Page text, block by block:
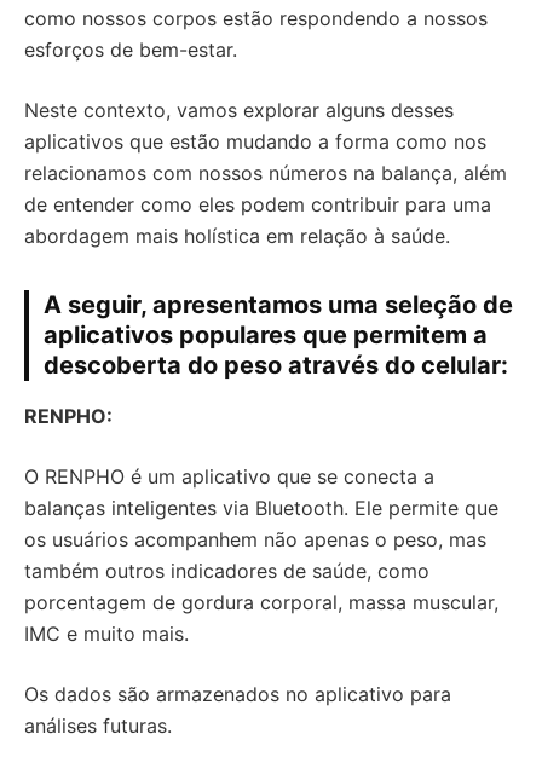
como nossos corpos estão respondendo a nossos
esforços de bem-estar.
Neste contexto, vamos explorar alguns desses
aplicativos que estão mudando a forma como nos
relacionamos com nossos números na balança, além
de entender como eles podem contribuir para uma
abordagem mais holística em relação à saúde.
A seguir, apresentamos uma seleção de
aplicativos populares que permitem a
descoberta do peso através do celular:
RENPHO:
O RENPHO é um aplicativo que se conecta a
balanças inteligentes via Bluetooth. Ele permite que
os usuários acompanhem não apenas o peso, mas
também outros indicadores de saúde, como
porcentagem de gordura corporal, massa muscular,
IMC e muito mais.
Os dados são armazenados no aplicativo para
análises futuras.